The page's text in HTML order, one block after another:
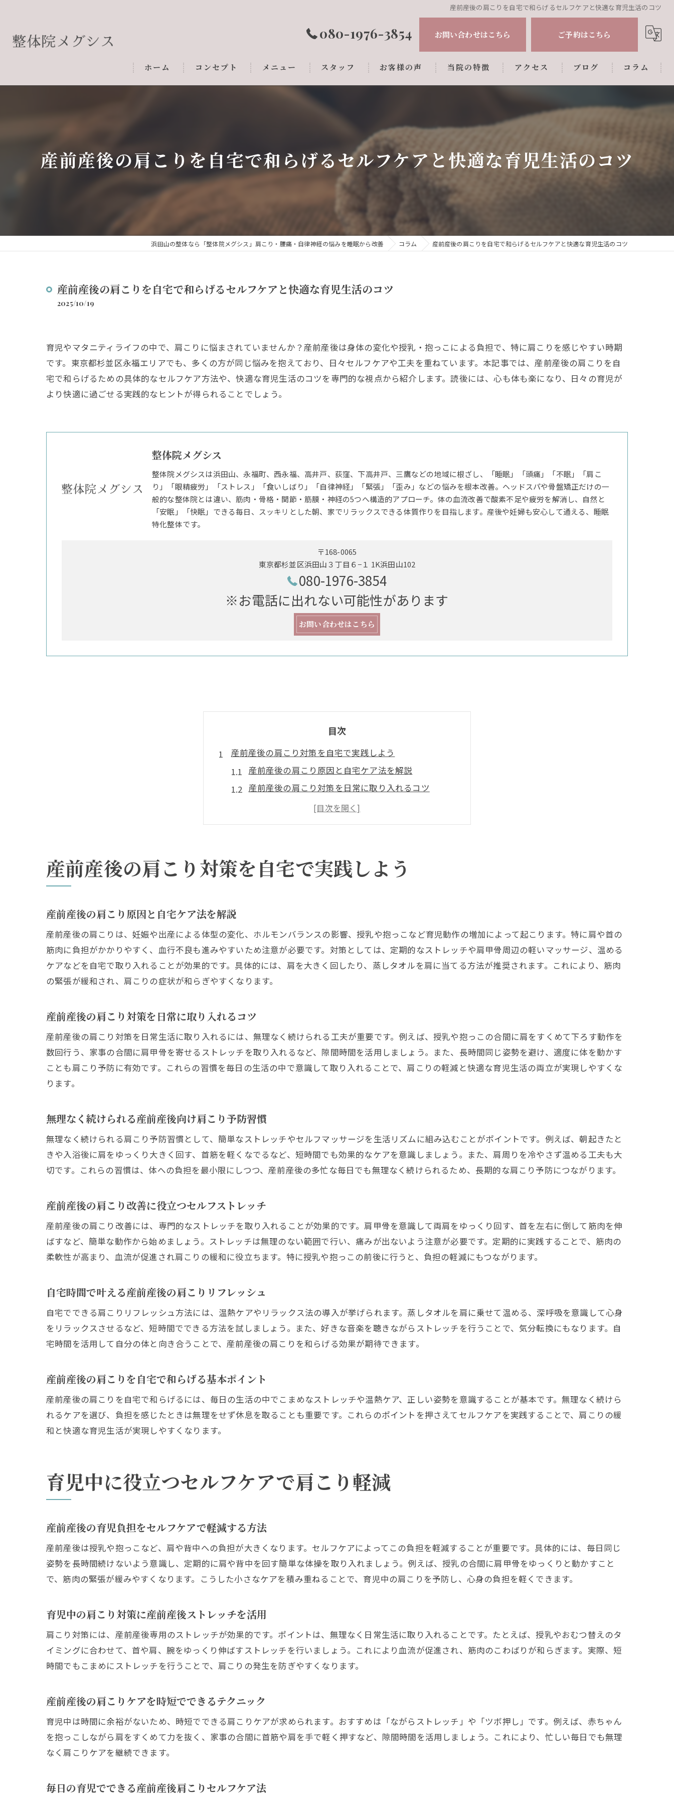
産前産後の肩こりを自宅で和らげるセルフケアと快適な育児生活のコツ
080-1976-3854 お問い合わせはこちら ご予約はこちら
ホーム コンセプト メニュー スタッフ お客様の声 当院の特徴
腰痛
マタニティ
産後
アクセス ブログ コラム
産前産後の肩こりを自宅で和らげるセルフケアと快適な育児生活のコツ
浜田山の整体なら「整体院メグシス」肩こり・腰痛・自律神経の悩みを睡眠から改善 コラム 産前産後の肩こりを自宅で和らげるセルフケアと快適な育児生活のコツ
産前産後の肩こりを自宅で和らげるセルフケアと快適な育児生活のコツ
2025/10/19
育児やマタニティライフの中で、肩こりに悩まされていませんか？産前産後は身体の変化や授乳・抱っこによる負担で、特に肩こりを感じやすい時期
です。東京都杉並区永福エリアでも、多くの方が同じ悩みを抱えており、日々セルフケアや工夫を重ねています。本記事では、産前産後の肩こりを自
宅で和らげるための具体的なセルフケア方法や、快適な育児生活のコツを専門的な視点から紹介します。読後には、心も体も楽になり、日々の育児が
より快適に過ごせる実践的なヒントが得られることでしょう。
整体院メグシス
整体院メグシスは浜田山、永福町、西永福、高井戸、荻窪、下高井戸、三鷹などの地域に根ざし、「睡眠」「頭痛」「不眠」「肩こ
り」「眼精疲労」「ストレス」「食いしばり」「自律神経」「緊張」「歪み」などの悩みを根本改善。ヘッドスパや骨盤矯正だけの一
般的な整体院とは違い、筋肉・骨格・関節・筋膜・神経の5つへ構造的アプローチ。体の血流改善で酸素不足や疲労を解消し、自然と
「安眠」「快眠」できる毎日、スッキリとした朝、家でリラックスできる体質作りを目指します。産後や妊婦も安心して通える、睡眠
特化整体です。
〒168-0065
東京都杉並区浜田山３丁目６−１ 1K浜田山102
080-1976-3854
※お電話に出れない可能性があります
お問い合わせはこちら
目次
産前産後の肩こり対策を自宅で実践しよう
産前産後の肩こり原因と自宅ケア法を解説
産前産後の肩こり対策を日常に取り入れるコツ
無理なく続けられる産前産後向け肩こり予防習慣
産前産後の肩こり改善に役立つセルフストレッチ
産前産後の肩こりを自宅で和らげる基本ポイント
育児中に役立つセルフケアで肩こり軽減
産前産後の肩こりケアを時短でできるテクニック
毎日の育児でできる産前産後肩こりセルフケア法
産前産後の肩こり予防におすすめのケアグッズ
育児と両立しやすい産前産後肩こり改善の工夫
産前産後の肩こり対策で快適な毎日を実現するコツ
生活リズムを整えて産前産後の肩こりを和らげよう
産前産後におすすめ！肩こり緩和のための生活術
肩こりに悩む産前産後期のリラックス法を紹介
自宅ケアで産前産後の肩こりをやわらげるコツ
自宅で手軽にできる産前産後肩こりケアの秘訣
産前産後の肩こりを和らげるセルフマッサージ法
お風呂時間で産前産後の肩こりをリセットする方法
産前産後の肩こりに効くリラックス習慣のポイント
自宅で産前産後の肩こりを改善する続けやすい工夫
授乳や抱っこ時の肩こり予防ポイントとは
産前産後の授乳時に肩こりを防ぐ姿勢の取り方
産前産後の肩こり対策に役立つサポートグッズ
授乳・抱っこ中の産前産後肩こり軽減ストレッチ
産前産後の肩こり予防には正しい姿勢が大切
育児中の産前産後肩こりを防ぐ日常の意識
産前産後の肩こりに効く簡単ストレッチ紹介
毎日続けたい産前産後の肩こり予防エクササイズ
産前産後の肩こり改善へ正しいストレッチ習慣
ストレッチで産前産後の肩こりをリセットしよう
育児の合間にできる肩こりリフレッシュ術
隙間時間を活用した産前産後肩こり解消アイデア
短時間で産前産後の肩こりを和らげる工夫
育児ストレスと産前産後肩こりを同時にケアする方法
産前産後の肩こり対策におすすめのリラックス術
産前産後期の肩の悩みを和らげる生活アイデア
産前産後の肩こり悩みを解消する生活習慣の工夫
肩こりに悩む産前産後の方へ快適グッズ活用法
産前産後の肩こり対策に役立つ休息のとり方
産前産後の肩こり改善に必要なセルフケア意識
心身ともに楽になる産前産後肩こり解消アイデア
産前産後の肩こり対策を自宅で実践しよう
産前産後の肩こり原因と自宅ケア法を解説
産前産後の肩こりは、妊娠や出産による体型の変化、ホルモンバランスの影響、授乳や抱っこなど育児動作の増加によって起こります。特に肩や首の
筋肉に負担がかかりやすく、血行不良も進みやすいため注意が必要です。対策としては、定期的なストレッチや肩甲骨周辺の軽いマッサージ、温める
ケアなどを自宅で取り入れることが効果的です。具体的には、肩を大きく回したり、蒸しタオルを肩に当てる方法が推奨されます。これにより、筋肉
の緊張が緩和され、肩こりの症状が和らぎやすくなります。
産前産後の肩こり対策を日常に取り入れるコツ
産前産後の肩こり対策を日常生活に取り入れるには、無理なく続けられる工夫が重要です。例えば、授乳や抱っこの合間に肩をすくめて下ろす動作を
数回行う、家事の合間に肩甲骨を寄せるストレッチを取り入れるなど、隙間時間を活用しましょう。また、長時間同じ姿勢を避け、適度に体を動かす
ことも肩こり予防に有効です。これらの習慣を毎日の生活の中で意識して取り入れることで、肩こりの軽減と快適な育児生活の両立が実現しやすくな
ります。
無理なく続けられる産前産後向け肩こり予防習慣
無理なく続けられる肩こり予防習慣として、簡単なストレッチやセルフマッサージを生活リズムに組み込むことがポイントです。例えば、朝起きたと
きや入浴後に肩をゆっくり大きく回す、首筋を軽くなでるなど、短時間でも効果的なケアを意識しましょう。また、肩周りを冷やさず温める工夫も大
切です。これらの習慣は、体への負担を最小限にしつつ、産前産後の多忙な毎日でも無理なく続けられるため、長期的な肩こり予防につながります。
産前産後の肩こり改善に役立つセルフストレッチ
産前産後の肩こり改善には、専門的なストレッチを取り入れることが効果的です。肩甲骨を意識して両肩をゆっくり回す、首を左右に倒して筋肉を伸
ばすなど、簡単な動作から始めましょう。ストレッチは無理のない範囲で行い、痛みが出ないよう注意が必要です。定期的に実践することで、筋肉の
柔軟性が高まり、血流が促進され肩こりの緩和に役立ちます。特に授乳や抱っこの前後に行うと、負担の軽減にもつながります。
自宅時間で叶える産前産後の肩こりリフレッシュ
自宅でできる肩こりリフレッシュ方法には、温熱ケアやリラックス法の導入が挙げられます。蒸しタオルを肩に乗せて温める、深呼吸を意識して心身
をリラックスさせるなど、短時間でできる方法を試しましょう。また、好きな音楽を聴きながらストレッチを行うことで、気分転換にもなります。自
宅時間を活用して自分の体と向き合うことで、産前産後の肩こりを和らげる効果が期待できます。
産前産後の肩こりを自宅で和らげる基本ポイント
産前産後の肩こりを自宅で和らげるには、毎日の生活の中でこまめなストレッチや温熱ケア、正しい姿勢を意識することが基本です。無理なく続けら
れるケアを選び、負担を感じたときは無理をせず休息を取ることも重要です。これらのポイントを押さえてセルフケアを実践することで、肩こりの緩
和と快適な育児生活が実現しやすくなります。
育児中に役立つセルフケアで肩こり軽減
産前産後の育児負担をセルフケアで軽減する方法
産前産後は授乳や抱っこなど、肩や背中への負担が大きくなります。セルフケアによってこの負担を軽減することが重要です。具体的には、毎日同じ
姿勢を長時間続けないよう意識し、定期的に肩や背中を回す簡単な体操を取り入れましょう。例えば、授乳の合間に肩甲骨をゆっくりと動かすこと
で、筋肉の緊張が緩みやすくなります。こうした小さなケアを積み重ねることで、育児中の肩こりを予防し、心身の負担を軽くできます。
育児中の肩こり対策に産前産後ストレッチを活用
肩こり対策には、産前産後専用のストレッチが効果的です。ポイントは、無理なく日常生活に取り入れることです。たとえば、授乳やおむつ替えのタ
イミングに合わせて、首や肩、腕をゆっくり伸ばすストレッチを行いましょう。これにより血流が促進され、筋肉のこわばりが和らぎます。実際、短
時間でもこまめにストレッチを行うことで、肩こりの発生を防ぎやすくなります。
産前産後の肩こりケアを時短でできるテクニック
育児中は時間に余裕がないため、時短でできる肩こりケアが求められます。おすすめは「ながらストレッチ」や「ツボ押し」です。例えば、赤ちゃん
を抱っこしながら肩をすくめて力を抜く、家事の合間に首筋や肩を手で軽く押すなど、隙間時間を活用しましょう。これにより、忙しい毎日でも無理
なく肩こりケアを継続できます。
毎日の育児でできる産前産後肩こりセルフケア法